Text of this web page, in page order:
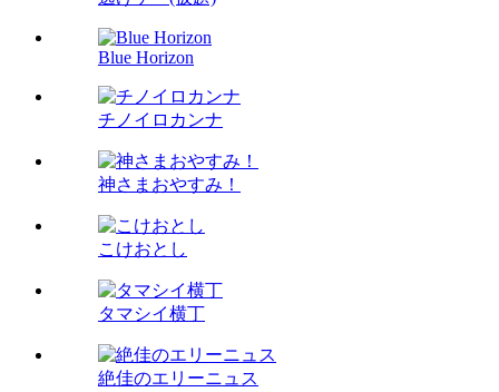
Blue Horizon
チノイロカンナ
神さまおやすみ！
こけおとし
タマシイ横丁
絶佳のエリーニュス